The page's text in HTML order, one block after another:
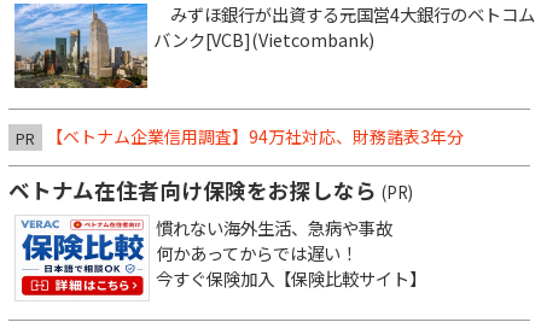
みずほ銀行が出資する元国営4大銀行のベトコム
バンク[VCB](Vietcombank)
PR 【ベトナム企業信用調査】94万社対応、財務諸表3年分
ベトナム在住者向け保険をお探しなら (PR)
慣れない海外生活、急病や事故
何かあってからでは遅い！
今すぐ保険加入【保険比較サイト】